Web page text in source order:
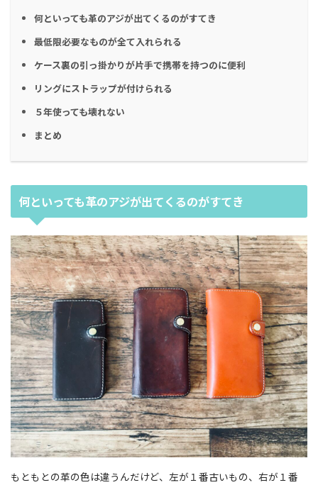
何といっても革のアジが出てくるのがすてき
最低限必要なものが全て入れられる
ケース裏の引っ掛かりが片手で携帯を持つのに便利
リングにストラップが付けられる
５年使っても壊れない
まとめ
何といっても革のアジが出てくるのがすてき
もともとの革の色は違うんだけど、左が１番古いもの、右が１番